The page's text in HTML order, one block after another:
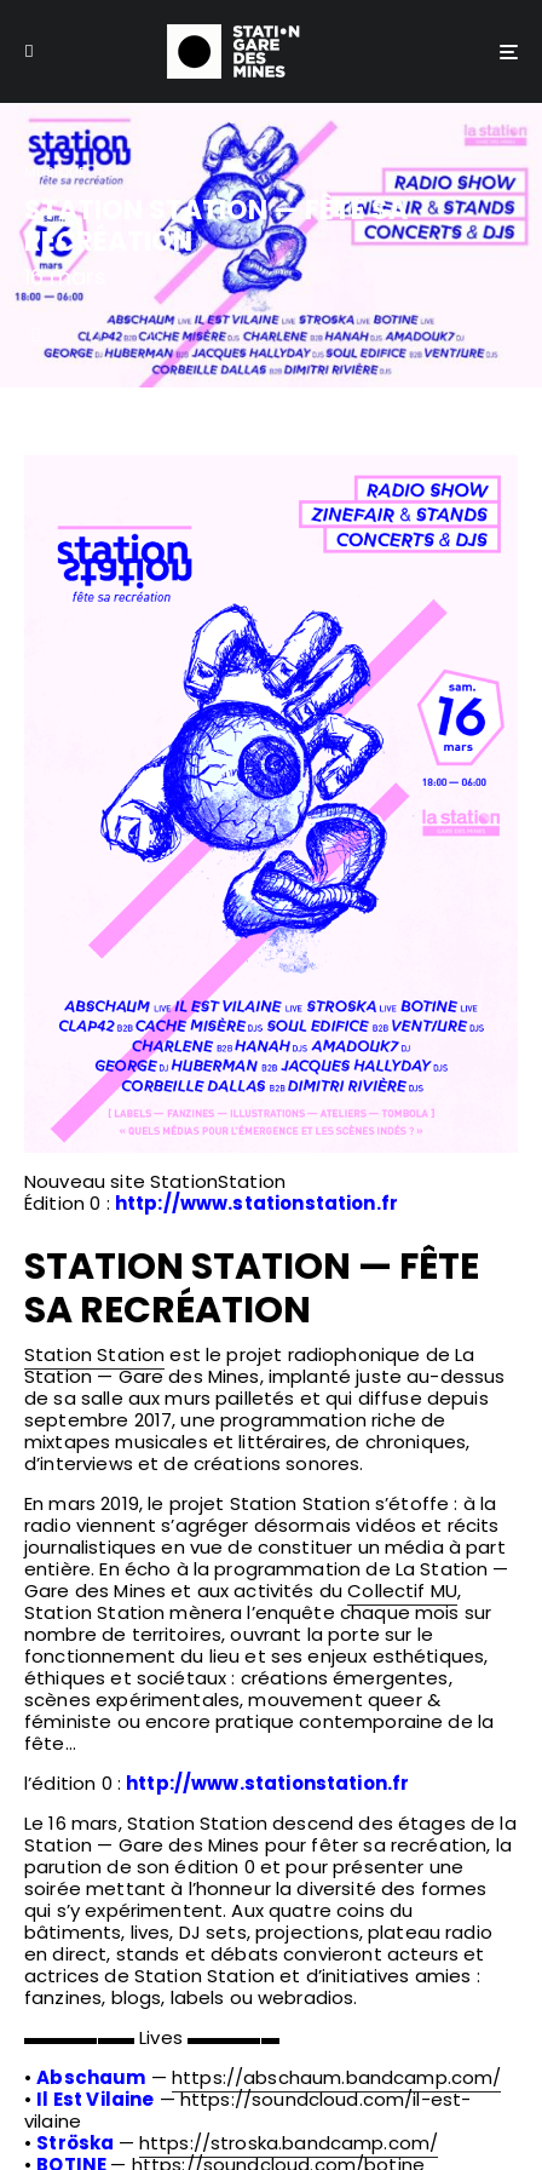
MUSIQUE
STATION STATION — FÊTE SA
RECRÉATION
16 mars
Nouveau site StationStation
Édition 0 : http://www.stationstation.fr
STATION STATION — FÊTE
SA RECRÉATION
Station Stationest le projet radiophonique de La
Station — Gare des Mines, implanté juste au-dessus
de sa salle aux murs pailletés et qui diffuse depuis
septembre 2017, une programmation riche de
mixtapes musicales et littéraires, de chroniques,
d’interviews et de créations sonores.
En mars 2019, le projet Station Station s’étoffe : à la
radio viennent s’agréger désormais vidéos et récits
journalistiques en vue de constituer un média à part
entière. En écho à la programmation de La Station —
Gare des Mines et aux activités duCollectif MU,
Station Station mènera l’enquête chaque mois sur
nombre de territoires, ouvrant la porte sur le
fonctionnement du lieu et ses enjeux esthétiques,
éthiques et sociétaux : créations émergentes,
scènes expérimentales, mouvement queer &
féministe ou encore pratique contemporaine de la
fête…
l’édition 0 : http://www.stationstation.fr
Le 16 mars, Station Station descend des étages de la
Station — Gare des Mines pour fêter sa recréation, la
parution de son édition 0 et pour présenter une
soirée mettant à l’honneur la diversité des formes
qui s’y expérimentent. Aux quatre coins du
bâtiments, lives, DJ sets, projections, plateau radio
en direct, stands et débats convieront acteurs et
actrices de Station Station et d’initiatives amies :
fanzines, blogs, labels ou webradios.
▬▬▬▬▬▬ Lives ▬▬▬▬▬
•Abschaum — https://abschaum.bandcamp.com/
• Il Est Vilaine —https://soundcloud.com/il-est-
vilaine
• Ströska — https://stroska.bandcamp.com/